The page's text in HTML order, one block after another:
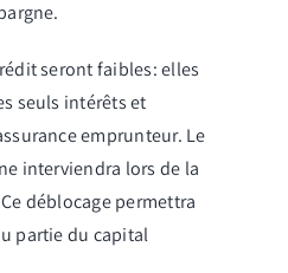
seront faibles: elles
seuls intérêts et
emprunteur. Le
interviendra lors de la
déblocage permettra
partie du capital